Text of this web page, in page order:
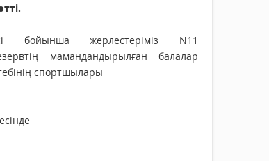
бойынша жерлестеріміз N11
мамандандырылған балалар
спортшылары